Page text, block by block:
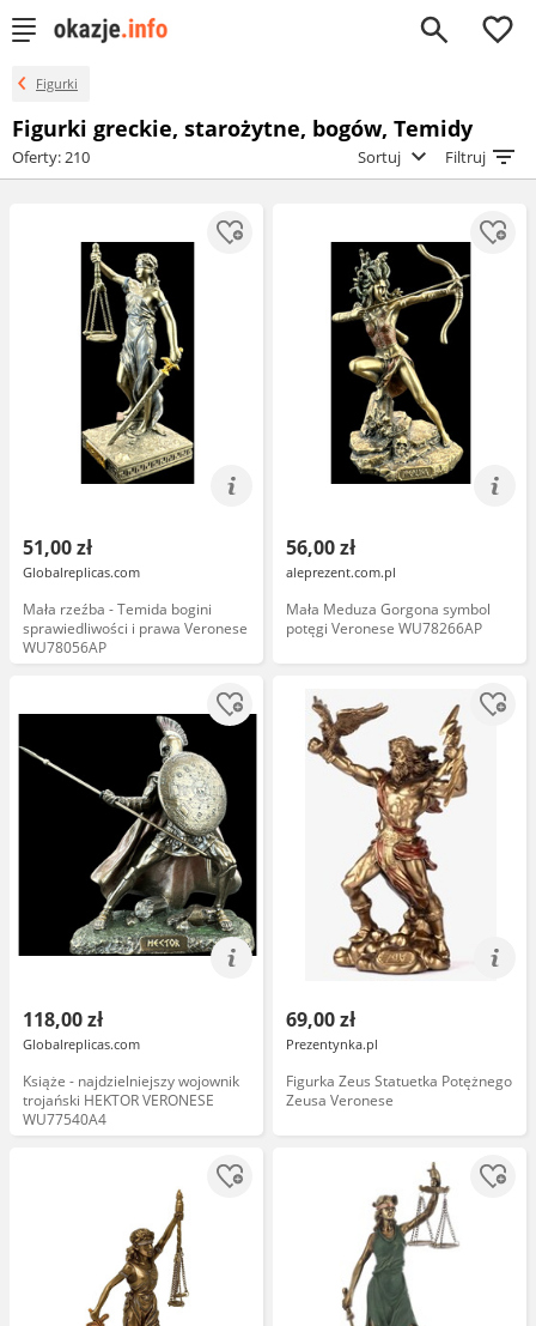
0
Figurki
Figurki greckie, starożytne, bogów, Temidy
Oferty: 210 Sortuj Filtruj
51,00 zł
Globalreplicas.com
Mała rzeźba - Temida bogini
sprawiedliwości i prawa Veronese
WU78056AP
56,00 zł
aleprezent.com.pl
Mała Meduza Gorgona symbol
potęgi Veronese WU78266AP
118,00 zł
Globalreplicas.com
Książe - najdzielniejszy wojownik
trojański HEKTOR VERONESE
WU77540A4
69,00 zł
Prezentynka.pl
Figurka Zeus Statuetka Potężnego
Zeusa Veronese